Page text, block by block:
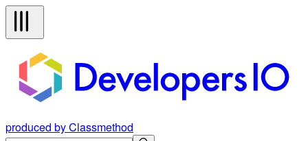
produced by Classmethod